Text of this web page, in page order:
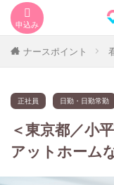
ナースポイント
正社員 日勤・日勤常勤
＜東京都／小
アットホーム